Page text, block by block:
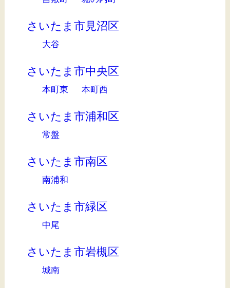
さいたま市見沼区
大谷
さいたま市中央区
本町東 本町西
さいたま市浦和区
常盤
さいたま市南区
南浦和
さいたま市緑区
中尾
さいたま市岩槻区
城南